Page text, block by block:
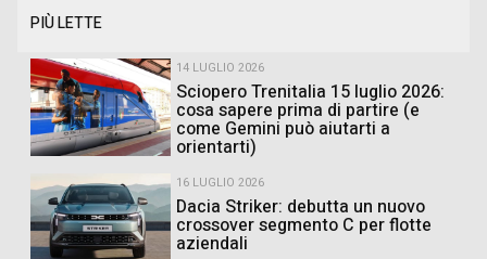
PIÙ LETTE
14 LUGLIO 2026
Sciopero Trenitalia 15 luglio 2026:
cosa sapere prima di partire (e
come Gemini può aiutarti a
orientarti)
16 LUGLIO 2026
Dacia Striker: debutta un nuovo
crossover segmento C per flotte
aziendali